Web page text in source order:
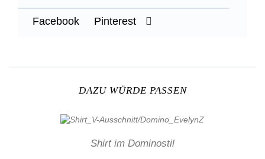
Facebook Pinterest
DAZU WÜRDE PASSEN
Shirt im Dominostil